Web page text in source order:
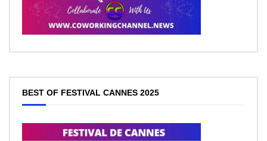
BEST OF FESTIVAL CANNES 2025